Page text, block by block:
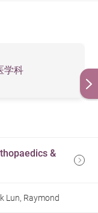
学科
&
Lun, Raymond